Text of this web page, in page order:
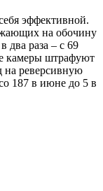
эффективной.
на обочину
два раза – с 69
камеры штрафуют
на реверсивную
187 в июне до 5 в